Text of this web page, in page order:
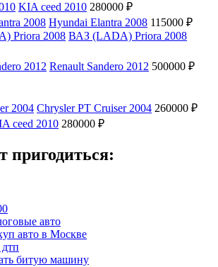
KIA ceed 2010 280000 ₽
Hyundai Elantra 2008 115000 ₽
ВАЗ (LADA) Priora 2008
Renault Sandero 2012 500000 ₽
Chrysler PT Cruiser 2004 260000 ₽
ceed 2010 280000 ₽
пригодиться:
авто
авто в Москве
битую машину